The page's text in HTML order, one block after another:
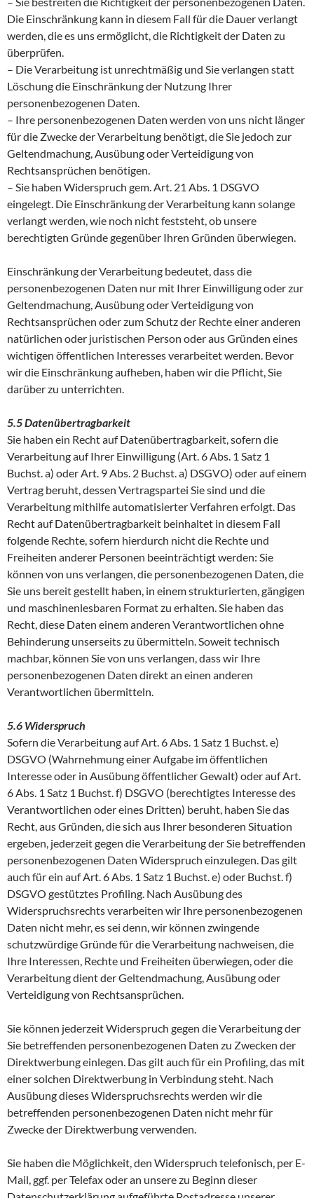
Die Einschränkung kann in diesem Fall für die Dauer verlangt
werden, die es uns ermöglicht, die Richtigkeit der Daten zu
überprüfen.
– Die Verarbeitung ist unrechtmäßig und Sie verlangen statt
Löschung die Einschränkung der Nutzung Ihrer
personenbezogenen Daten.
– Ihre personenbezogenen Daten werden von uns nicht länger
für die Zwecke der Verarbeitung benötigt, die Sie jedoch zur
Geltendmachung, Ausübung oder Verteidigung von
Rechtsansprüchen benötigen.
– Sie haben Widerspruch gem. Art. 21 Abs. 1 DSGVO
eingelegt. Die Einschränkung der Verarbeitung kann solange
verlangt werden, wie noch nicht feststeht, ob unsere
berechtigten Gründe gegenüber Ihren Gründen überwiegen.
Einschränkung der Verarbeitung bedeutet, dass die
personenbezogenen Daten nur mit Ihrer Einwilligung oder zur
Geltendmachung, Ausübung oder Verteidigung von
Rechtsansprüchen oder zum Schutz der Rechte einer anderen
natürlichen oder juristischen Person oder aus Gründen eines
wichtigen öffentlichen Interesses verarbeitet werden. Bevor
wir die Einschränkung aufheben, haben wir die Pflicht, Sie
darüber zu unterrichten.
5.5 Datenübertragbarkeit
Sie haben ein Recht auf Datenübertragbarkeit, sofern die
Verarbeitung auf Ihrer Einwilligung (Art. 6 Abs. 1 Satz 1
Buchst. a) oder Art. 9 Abs. 2 Buchst. a) DSGVO) oder auf einem
Vertrag beruht, dessen Vertragspartei Sie sind und die
Verarbeitung mithilfe automatisierter Verfahren erfolgt. Das
Recht auf Datenübertragbarkeit beinhaltet in diesem Fall
folgende Rechte, sofern hierdurch nicht die Rechte und
Freiheiten anderer Personen beeinträchtigt werden: Sie
können von uns verlangen, die personenbezogenen Daten, die
Sie uns bereit gestellt haben, in einem strukturierten, gängigen
und maschinenlesbaren Format zu erhalten. Sie haben das
Recht, diese Daten einem anderen Verantwortlichen ohne
Behinderung unserseits zu übermitteln. Soweit technisch
machbar, können Sie von uns verlangen, dass wir Ihre
personenbezogenen Daten direkt an einen anderen
Verantwortlichen übermitteln.
5.6 Widerspruch
Sofern die Verarbeitung auf Art. 6 Abs. 1 Satz 1 Buchst. e)
DSGVO (Wahrnehmung einer Aufgabe im öffentlichen
Interesse oder in Ausübung öffentlicher Gewalt) oder auf Art.
6 Abs. 1 Satz 1 Buchst. f) DSGVO (berechtigtes Interesse des
Verantwortlichen oder eines Dritten) beruht, haben Sie das
Recht, aus Gründen, die sich aus Ihrer besonderen Situation
ergeben, jederzeit gegen die Verarbeitung der Sie betreffenden
personenbezogenen Daten Widerspruch einzulegen. Das gilt
auch für ein auf Art. 6 Abs. 1 Satz 1 Buchst. e) oder Buchst. f)
DSGVO gestütztes Profiling. Nach Ausübung des
Widerspruchsrechts verarbeiten wir Ihre personenbezogenen
Daten nicht mehr, es sei denn, wir können zwingende
schutzwürdige Gründe für die Verarbeitung nachweisen, die
Ihre Interessen, Rechte und Freiheiten überwiegen, oder die
Verarbeitung dient der Geltendmachung, Ausübung oder
Verteidigung von Rechtsansprüchen.
Sie können jederzeit Widerspruch gegen die Verarbeitung der
Sie betreffenden personenbezogenen Daten zu Zwecken der
Direktwerbung einlegen. Das gilt auch für ein Profiling, das mit
einer solchen Direktwerbung in Verbindung steht. Nach
Ausübung dieses Widerspruchsrechts werden wir die
betreffenden personenbezogenen Daten nicht mehr für
Zwecke der Direktwerbung verwenden.
Sie haben die Möglichkeit, den Widerspruch telefonisch, per E-
Mail, ggf. per Telefax oder an unsere zu Beginn dieser